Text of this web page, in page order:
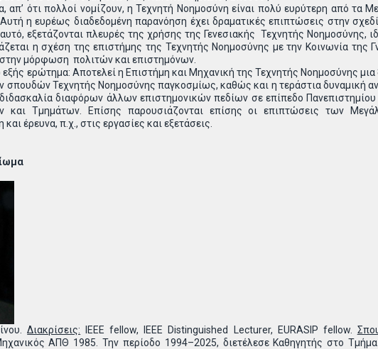
απ’ ότι πολλοί νομίζουν, η Τεχνητή Νοημοσύνη είναι πολύ ευρύτερη από
η ευρέως διαδεδομένη παρανόηση έχει δραματικές επιπτώσεις στην
εξετάζονται πλευρές της χρήσης της Γενεσιακής Τεχνητής
η σχέση της επιστήμης της Τεχνητής Νοημοσύνης με την Κοινωνία της
στην μόρφωση πολιτών και επιστημόνων.
εξής ερώτημα: Αποτελεί η Επιστήμη και Μηχανική της Τεχνητής Νοημοσύνης
Τεχνητής Νοημοσύνης παγκοσμίως, καθώς και η τεράστια δυναμική
διαφόρων άλλων επιστημονικών πεδίων σε επίπεδο
και Τμημάτων. Επίσης παρουσιάζονται επίσης οι επιπτώσεις των
έρευνα, π.χ., στις εργασίες και εξετάσεις.
Διακρίσεις: IEEE fellow, IEEE Distinguished Lecturer, EURASIP fellow.
ΑΠΘ 1985. Την περίοδο 1994–2025, διετέλεσε Καθηγητής στο